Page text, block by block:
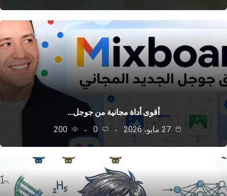
أقوى أداة مجانية من جوجل…
0
200